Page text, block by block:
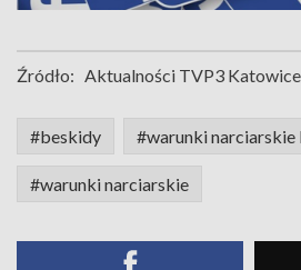
Źródło: Aktualności TVP3 Katowice
#beskidy #warunki narciarskie
#warunki narciarskie